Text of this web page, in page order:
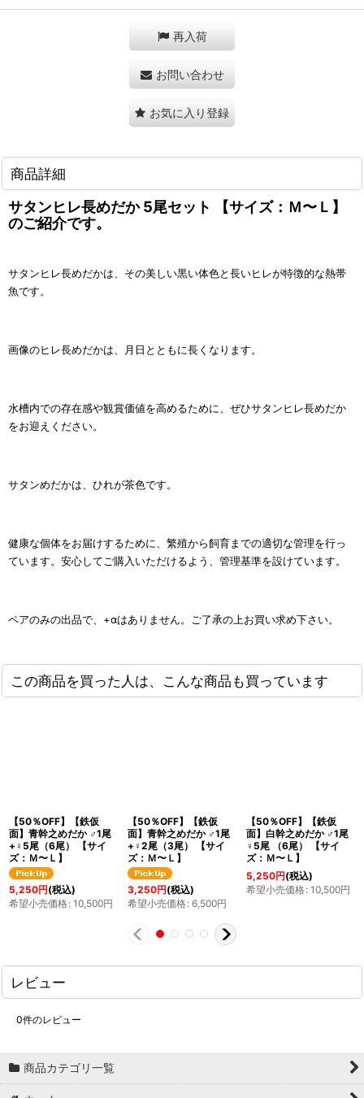
再入荷
お問い合わせ
お気に入り登録
商品詳細
サタンヒレ長めだか 5尾セット 【サイズ：Ｍ〜Ｌ】
のご紹介です。
サタンヒレ長めだかは、その美しい黒い体色と長いヒレが特徴的な熱帯
魚です。
画像のヒレ長めだかは、月日とともに長くなります。
水槽内での存在感や観賞価値を高めるために、ぜひサタンヒレ長めだか
をお迎えください。
サタンめだかは、ひれが茶色です。
健康な個体をお届けするために、繁殖から飼育までの適切な管理を行っ
ています。安心してご購入いただけるよう、管理基準を設けています。
ペアのみの出品で、+αはありません。ご了承の上お買い求め下さい。
この商品を買った人は、こんな商品も買っています
【50％OFF】【鉄仮
面】青幹之めだか ♂1尾
+♀5尾（6尾） 【サイ
ズ：Ｍ〜Ｌ】
5,250円(税込)
希望小売価格: 10,500円
【50％OFF】【鉄仮
面】青幹之めだか ♂1尾
+♀2尾（3尾） 【サイ
ズ：Ｍ〜Ｌ】
3,250円(税込)
希望小売価格: 6,500円
【50％OFF】【鉄仮
面】白幹之めだか ♂1尾
♀5尾 （6尾） 【サイ
ズ：Ｍ〜Ｌ】
5,250円(税込)
希望小売価格: 10,500円
レビュー
0件のレビュー
商品カテゴリ一覧